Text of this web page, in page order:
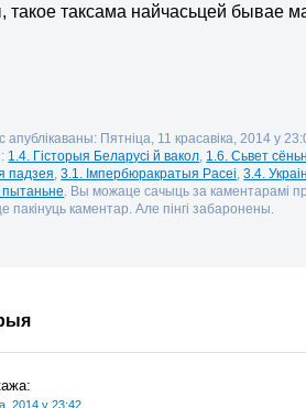
такое таксама найчасьцей
апублікаваны: Пятніца, 11 красавіка, 2014 у
1.4. Гісторыя Беларусі й вакол 1.6. Сьвет
падзея ,3.1. Імпербюракратыя Расеі ,3.4.
пытаньне
. Вы можаце сачыць за каментарамі
пакінуць каментар. Але пінгі забаронены.
2014 у 23:42